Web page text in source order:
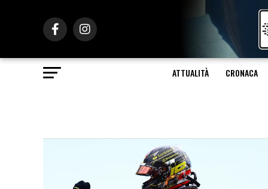
ATTUALITÀ CRONACA